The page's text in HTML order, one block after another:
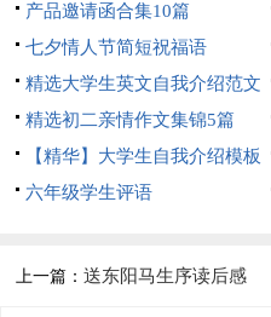
产品邀请函合集10篇
七夕情人节简短祝福语
精选大学生英文自我介绍范文
10篇
精选初二亲情作文集锦5篇
【精华】大学生自我介绍模板
集锦4篇
六年级学生评语
上一篇：送东阳马生序读后感